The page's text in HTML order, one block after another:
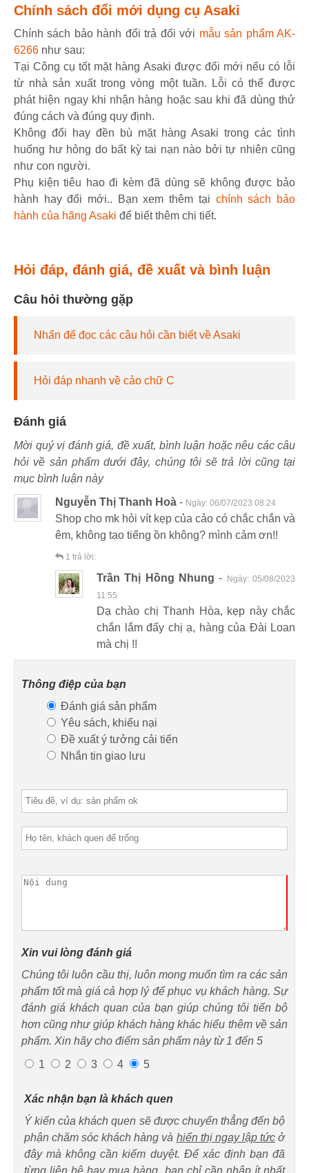
Chính sách đổi mới dụng cụ Asaki
Chính sách bảo hành đổi trả đối với mẫu sản phẩm AK-
6266 như sau:
Tại Công cụ tốt mặt hàng Asaki được đổi mới nếu có lỗi
từ nhà sản xuất trong vòng một tuần. Lỗi có thể được
phát hiện ngay khi nhận hàng hoặc sau khi đã dùng thử
đúng cách và đúng quy định.
Không đổi hay đền bù mặt hàng Asaki trong các tình
huống hư hỏng do bất kỳ tai nạn nào bởi tự nhiên cũng
như con người.
Phụ kiện tiêu hao đi kèm đã dùng sẽ không được bảo
hành hay đổi mới.. Bạn xem thêm tại chính sách bảo
hành của hãng Asaki để biết thêm chi tiết.
Hỏi đáp, đánh giá, đề xuất và bình luận
Câu hỏi thường gặp
Nhấn để đọc các câu hỏi cần biết về Asaki
Hỏi đáp nhanh về cảo chữ C
Đánh giá
Mời quý vị đánh giá, đề xuất, bình luận hoặc nêu các câu
hỏi về sản phẩm dưới đây, chúng tôi sẽ trả lời cũng tại
mục bình luận này
Nguyễn Thị Thanh Hoà - Ngày: 06/07/2023 08:24
Shop cho mk hỏi vít kẹp của cảo có chắc chắn và
êm, không tạo tiếng ồn không? mình cảm ơn!!
1 trả lời:
Trần Thị Hồng Nhung - Ngày:05/08/2023
11:55
Dạ chào chị Thanh Hòa, kẹp này chắc
chắn lắm đấy chị ạ, hàng của Đài Loan
mà chị !!
Thông điệp của bạn
Đánh giá sản phẩm
Yêu sách, khiếu nại
Đề xuất ý tưởng cải tiến
Nhắn tin giao lưu
Xin vui lòng đánh giá
Chúng tôi luôn cầu thị, luôn mong muốn tìm ra các sản
phẩm tốt mà giá cả hợp lý để phục vụ khách hàng. Sự
đánh giá khách quan của bạn giúp chúng tôi tiến bộ
hơn cũng như giúp khách hàng khác hiểu thêm về sản
phẩm. Xin hãy cho điểm sản phẩm này từ 1 đến 5
1
2 3 4 5
Xác nhận bạn là khách quen
Ý kiến của khách quen sẽ được chuyển thẳng đến bộ
phận chăm sóc khách hàng và hiển thị ngay lập tứcở
đây mà không cần kiểm duyệt. Để xác định bạn đã
từng liên hệ hay mua hàng, bạn chỉ cần nhập ít nhất